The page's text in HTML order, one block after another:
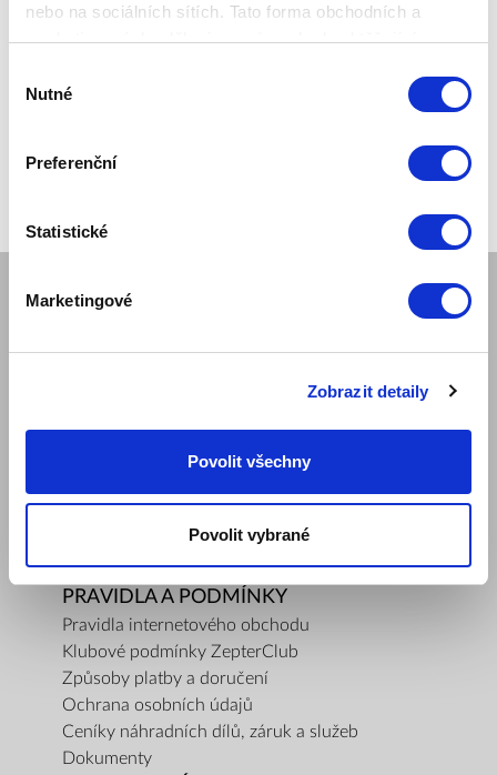
nebo na sociálních sítích. Tato forma obchodních a
marketingových sdělení pro vás nebude obtěžující.
souhlasu
Nutné
Preferenční
Statistické
Marketingové
Zobrazit detaily
Povolit všechny
Povolit vybrané
Mám zájem o ukázku produktu
Kariéra obchodního reprezentanta
Bezpečnost výrobku
PRAVIDLA A PODMÍNKY
Pravidla internetového obchodu
Klubové podmínky ZepterClub
Způsoby platby a doručení
Ochrana osobních údajů
Ceníky náhradních dílů, záruk a služeb
Dokumenty